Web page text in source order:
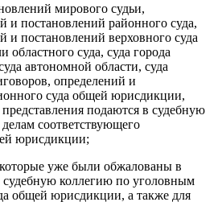
мирового судьи,
и постановлений районного суда,
и постановлений верховного суда
областного суда, суда города
автономной области, суда
определений и
суда общей юрисдикции,
подаются в судебную
соответствующего
юрисдикции;
уже были обжалованы в
судебную коллегию по уголовным
общей юрисдикции, а также для